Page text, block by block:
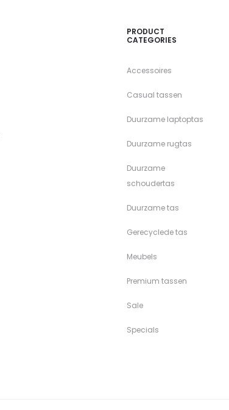
PRODUCT
CATEGORIES
Accessoires
Casual tassen
Duurzame laptoptas
Duurzame rugtas
Duurzame
schoudertas
Duurzame tas
Gerecyclede tas
Meubels
Premium tassen
Sale
Specials